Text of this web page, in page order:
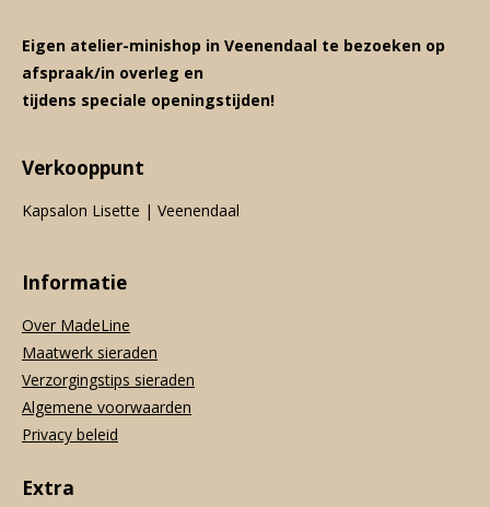
Eigen atelier-minishop in Veenendaal te bezoeken op
afspraak/in overleg en
tijdens speciale openingstijden!
Verkooppunt
Kapsalon Lisette | Veenendaal
Informatie
Over MadeLine
Maatwerk sieraden
Verzorgingstips sieraden
Algemene voorwaarden
Privacy beleid
Extra